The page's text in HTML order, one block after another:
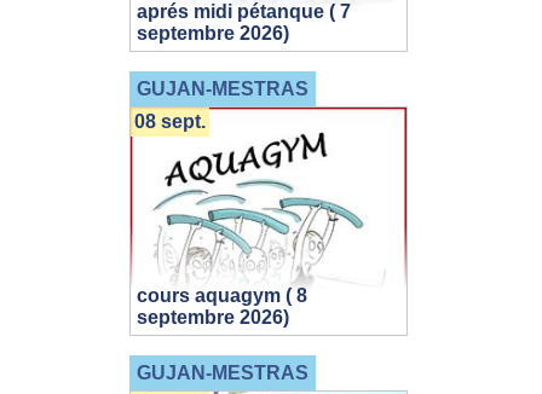
aprés midi pétanque ( 7
septembre 2026)
GUJAN-MESTRAS
cours aquagym ( 8
septembre 2026)
08 sept.
GUJAN-MESTRAS